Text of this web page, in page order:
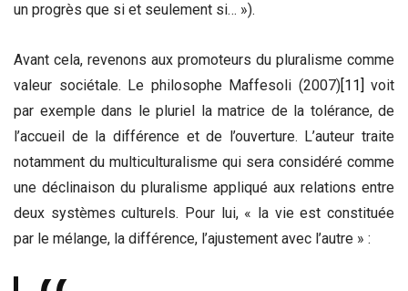
un progrès que si et seulement si… »).
Avant cela, revenons aux promoteurs du pluralisme comme
valeur sociétale. Le philosophe Maffesoli (2007)[11]
voit
par exemple dans le pluriel la matrice de la tolérance, de
l’accueil de la différence et de l’ouverture. L’auteur traite
notamment du multiculturalisme qui sera considéré comme
une déclinaison du pluralisme appliqué aux relations entre
deux systèmes culturels. Pour lui, « la vie est constituée
par le mélange, la différence, l’ajustement avec l’autre » :